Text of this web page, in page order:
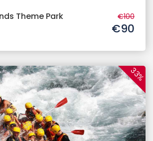
Theme Park €100
€90
33%